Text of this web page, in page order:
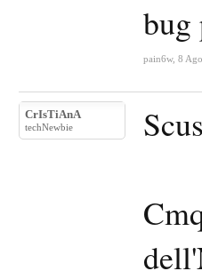
bug
pain6w, 8
CrIsTiAnA
techNewbie